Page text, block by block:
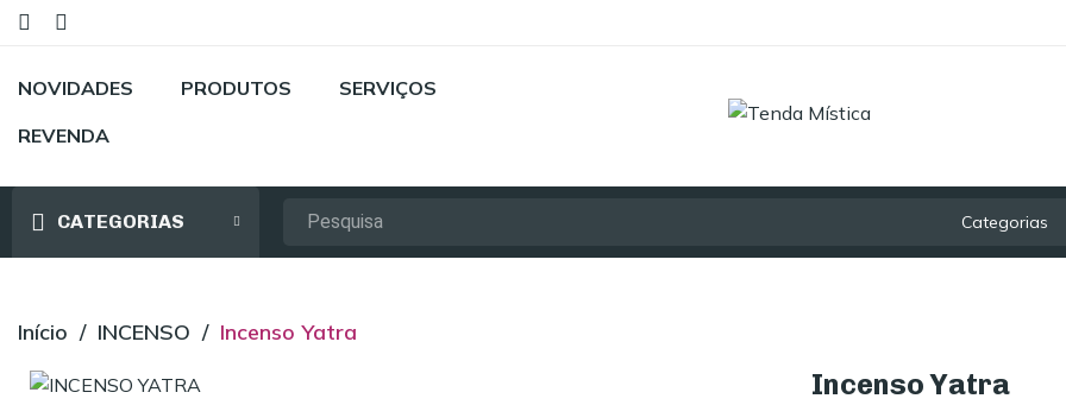
NOVIDADES PRODUTOS
SERVIÇOS
REVENDA
CATEGORIAS Categorias
Início INCENSO Incenso Yatra
Incenso Yatra